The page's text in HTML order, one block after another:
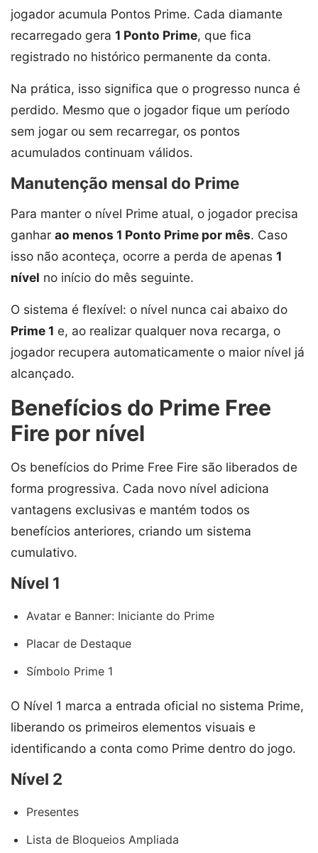
jogador acumula Pontos Prime. Cada diamante
recarregado gera 1 Ponto Prime, que fica
registrado no histórico permanente da conta.
Na prática, isso significa que o progresso nunca é
perdido. Mesmo que o jogador fique um período
sem jogar ou sem recarregar, os pontos
acumulados continuam válidos.
Manutenção mensal do Prime
Para manter o nível Prime atual, o jogador precisa
ganhar ao menos 1 Ponto Prime por mês. Caso
isso não aconteça, ocorre a perda de apenas 1
nível no início do mês seguinte.
O sistema é flexível: o nível nunca cai abaixo do
Prime 1 e, ao realizar qualquer nova recarga, o
jogador recupera automaticamente o maior nível já
alcançado.
Benefícios do Prime Free
Fire por nível
Os benefícios do Prime Free Fire são liberados de
forma progressiva. Cada novo nível adiciona
vantagens exclusivas e mantém todos os
benefícios anteriores, criando um sistema
cumulativo.
Nível 1
Avatar e Banner: Iniciante do Prime
Placar de Destaque
Símbolo Prime 1
O Nível 1 marca a entrada oficial no sistema Prime,
liberando os primeiros elementos visuais e
identificando a conta como Prime dentro do jogo.
Nível 2
Presentes
Lista de Bloqueios Ampliada